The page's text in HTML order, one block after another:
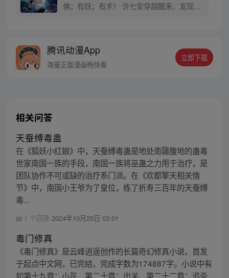
佛；有妖；有术！ 许七安穿越醒来，发现自
者卖报小郎君同名小说 QQ群号：
799493374
腾讯动漫App
海量正版漫画畅快看
立即下载
相关问答
天蚕缚毒蛊
在《狐妖小红娘》中，天蚕缚毒蛊是地处南疆腹地的蛊毒
世家南国一族的手段，南国一族将巫蛊之力用于治疗，是
团队协作不可或缺的治疗系门派。在《欢都擎天相关情
节》中，南国小王爷为了皇位，练了折寿三百年的天蚕缚
毒...
1 个回答 2024年10月25日 03:01
毒门修真
《毒门修真》是云峰逍遥创作的长篇奇幻修真小说，首发
于起点中文网，已完结，完成字数为174887字。小说中有
如第十九章：小灰、第二十章：出关、第二十二章：追杀